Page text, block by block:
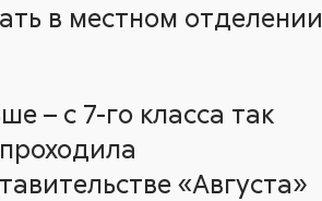
в местном отделении
– с 7-го класса так
«Августа»